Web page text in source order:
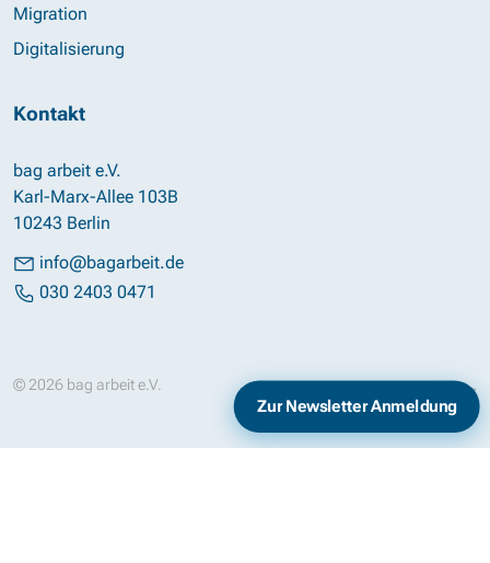
Migration
Digitalisierung
Kontakt
bag arbeit e.V.
Karl-Marx-Allee 103B
10243 Berlin
info@bagarbeit.de
030 2403 0471
© 2026 bag arbeit e.V. Datenschutz
Zur Newsletter Anmeldung